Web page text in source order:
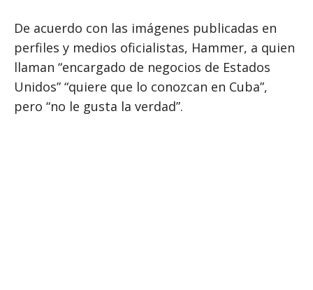
De acuerdo con las imágenes publicadas en
perfiles y medios oficialistas, Hammer, a quien
llaman “encargado de negocios de Estados
Unidos” “quiere que lo conozcan en Cuba”,
pero “no le gusta la verdad”.